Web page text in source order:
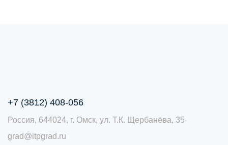
+7 (3812) 408-056
Россия, 644024, г. Омск, ул. Т.К. Щербанёва, 35
grad@itpgrad.ru